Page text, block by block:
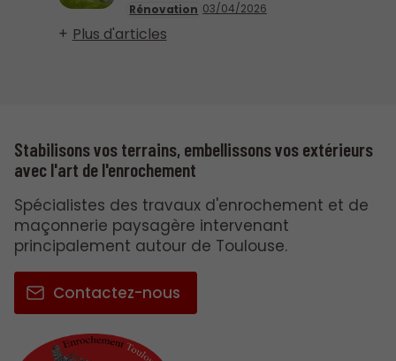
Rénovation 03/04/2026
Plus d'articles
Stabilisons vos terrains, embellissons vos extérieurs
avec l'art de l'enrochement
Spécialistes des travaux d'enrochement et de
maçonnerie paysagère intervenant
principalement autour de Toulouse.
Contactez-nous